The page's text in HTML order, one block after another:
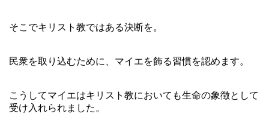
そこでキリスト教ではある決断を。
民衆を取り込むために、マイエを飾る習慣を認めます。
こうしてマイエはキリスト教においても生命の象徴として
受け入れられました。